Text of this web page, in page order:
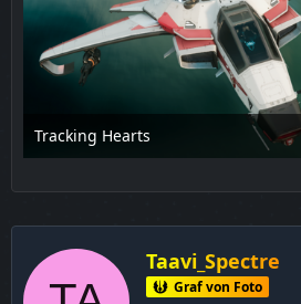
Tracking Hearts
19. Februar 2025 um 19:09
Taavi_Spectre
Graf von Foto